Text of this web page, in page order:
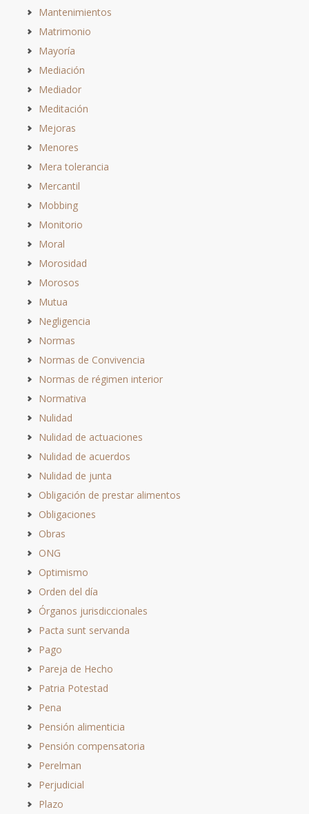
Mantenimientos
Matrimonio
Mayoría
Mediación
Mediador
Meditación
Mejoras
Menores
Mera tolerancia
Mercantil
Mobbing
Monitorio
Moral
Morosidad
Morosos
Mutua
Negligencia
Normas
Normas de Convivencia
Normas de régimen interior
Normativa
Nulidad
Nulidad de actuaciones
Nulidad de acuerdos
Nulidad de junta
Obligación de prestar alimentos
Obligaciones
Obras
ONG
Optimismo
Orden del día
Órganos jurisdiccionales
Pacta sunt servanda
Pago
Pareja de Hecho
Patria Potestad
Pena
Pensión alimenticia
Pensión compensatoria
Perelman
Perjudicial
Plazo